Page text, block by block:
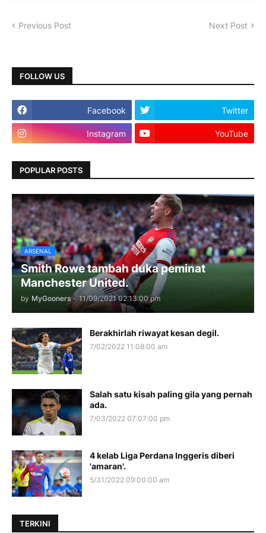
Previous Post Next Post
FOLLOW US
Facebook Twitter
Instagram YouTube
POPULAR POSTS
ARSENAL
Smith Rowe tambah duka peminat
Manchester United.
by MyGooners - 11/09/2021 02:13:00 pm
Berakhirlah riwayat kesan degil.
7/02/2022 11:08:00 am
Salah satu kisah paling gila yang pernah
ada.
7/03/2022 07:07:00 pm
4 kelab Liga Perdana Inggeris diberi
'amaran'.
5/31/2022 09:00:00 am
TERKINI